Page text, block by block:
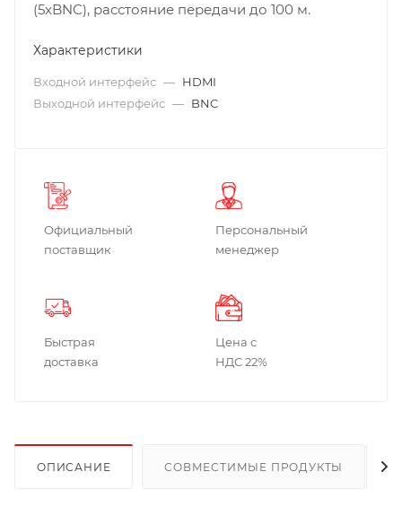
(5хBNC), расстояние передачи до 100 м.
Характеристики
Входной интерфейс — HDMI
Выходной интерфейс — BNC
Официальный
поставщик
Персональный
менеджер
Быстрая
доставка
Цена с
НДС 22%
ОПИСАНИЕ СОВМЕСТИМЫЕ ПРОДУКТЫ